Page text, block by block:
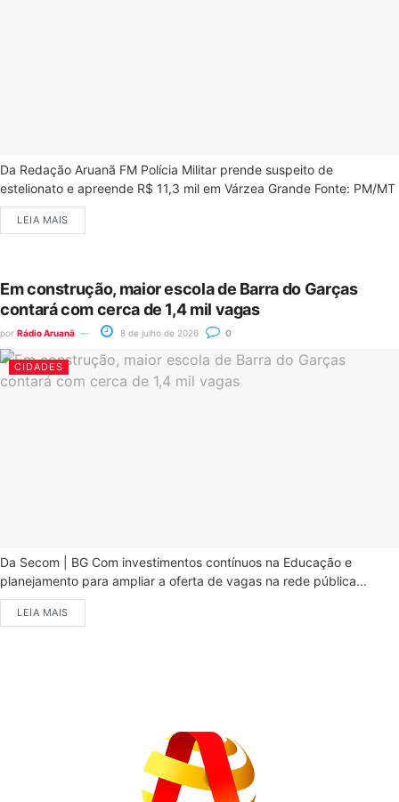
Da Redação Aruanã FM Polícia Militar prende suspeito de
estelionato e apreende R$ 11,3 mil em Várzea Grande Fonte: PM/MT
LEIA MAIS
Em construção, maior escola de Barra do Garças
contará com cerca de 1,4 mil vagas
por Rádio Aruanã 8 de julho de 2026 0
CIDADES
Da Secom | BG Com investimentos contínuos na Educação e
planejamento para ampliar a oferta de vagas na rede pública...
LEIA MAIS